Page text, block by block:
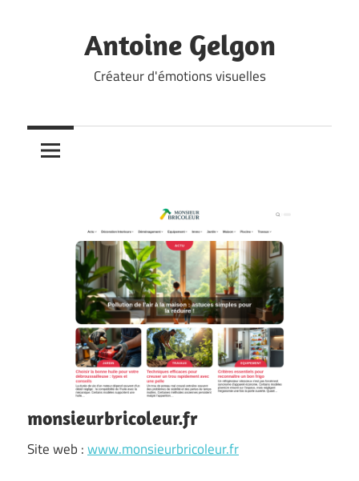
Antoine Gelgon
Créateur d'émotions visuelles
monsieurbricoleur.fr
Site web :www.monsieurbricoleur.fr